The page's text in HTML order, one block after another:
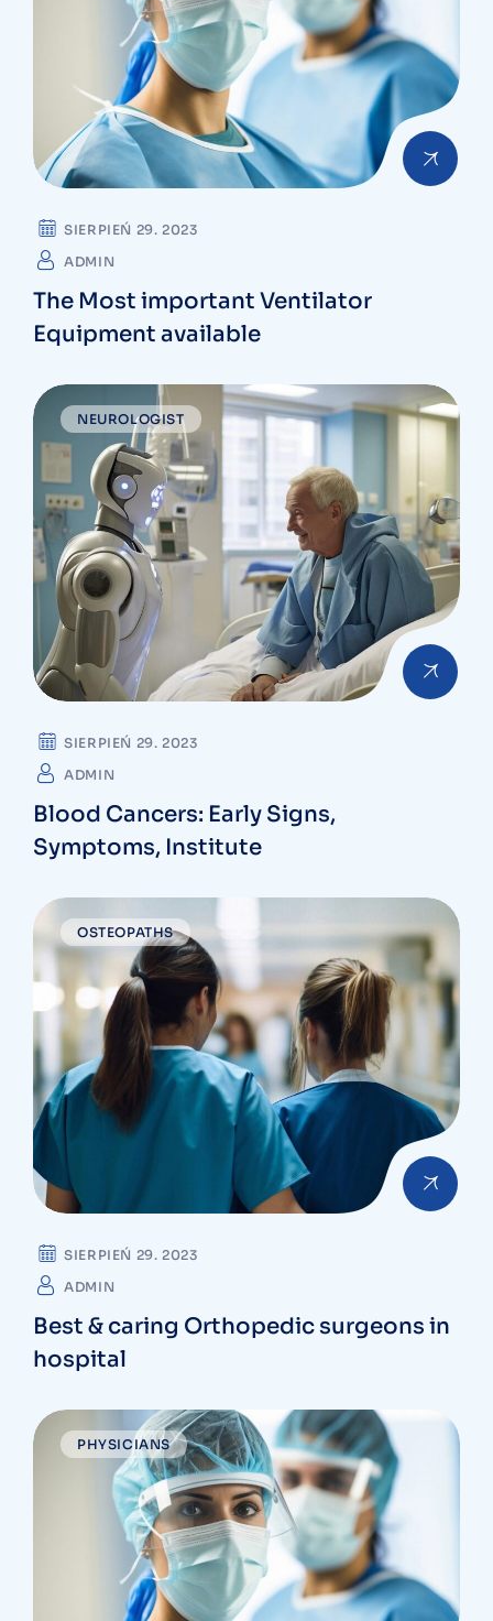
SIERPIEŃ 29. 2023
ADMIN
The Most important Ventilator
Equipment available
NEUROLOGIST
SIERPIEŃ 29. 2023
ADMIN
Blood Cancers: Early Signs,
Symptoms, Institute
OSTEOPATHS
SIERPIEŃ 29. 2023
ADMIN
Best & caring Orthopedic surgeons in
hospital
PHYSICIANS